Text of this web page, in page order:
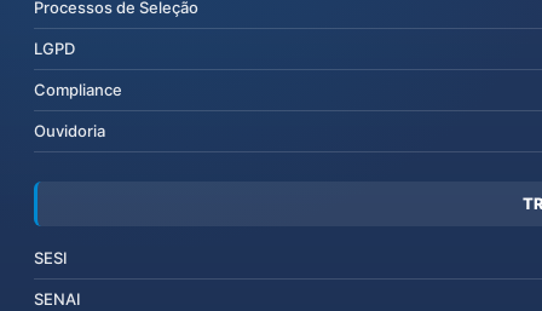
Processos de Seleção
LGPD
Compliance
Ouvidoria
SESI
SENAI